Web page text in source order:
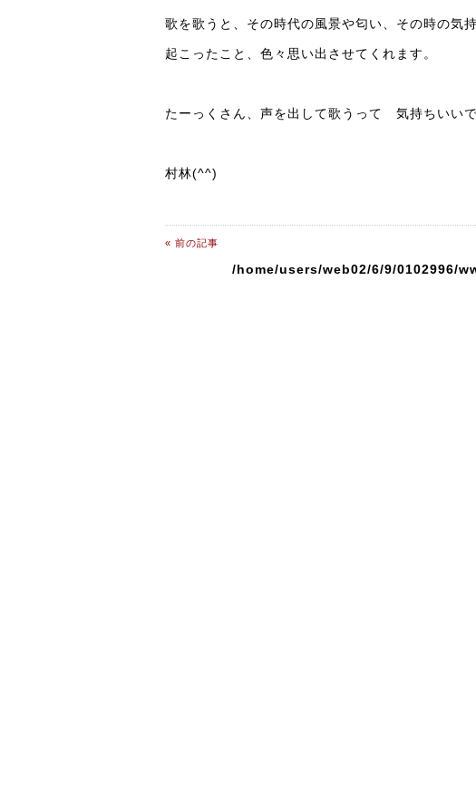
歌を歌うと、その時代の風景や匂い、その時の気
起こったこと、色々思い出させてくれます。
たーっくさん、声を出して歌うって 気持ちいい
村林(^^)
« 前の記事
/home/users/web02/6/9/0102996/